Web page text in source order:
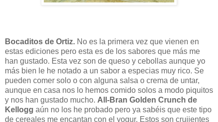
Bocaditos de Ortiz. No es la primera vez que vienen en
estas ediciones pero esta es de los sabores que más me
han gustado. Esta vez son de queso y cebollas aunque yo
más bien le he notado a un sabor a especias muy rico. Se
pueden comer solo o con alguna salsa o crema de untar,
aunque en casa nos lo hemos comido solos a modo piquitos
y nos han gustado mucho. All-Bran Golden Crunch de
Kellogg aún no los he probado pero ya sabéis que este tipo
de cereales me encantan con el yogur. Estos son crujientes